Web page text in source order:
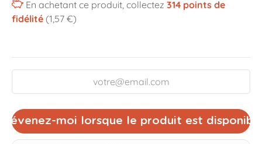
En achetant ce produit, collectez 314points de
fidélité (1,57 €)
moi lorsque le produit est